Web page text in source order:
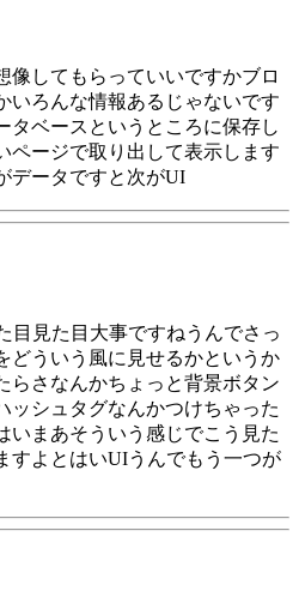
像してもらっていいですかブロ
いろんな情報あるじゃないです
タベースというところに保存し
ページで取り出して表示します
データですと次がUI
目見た目大事ですねうんでさっ
どういう風に見せるかというか
らさなんかちょっと背景ボタン
ッシュタグなんかつけちゃった
いまあそういう感じでこう見た
すよとはいUIうんでもう一つが